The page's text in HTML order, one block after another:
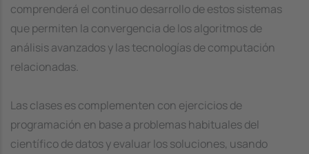
comprenderá el continuo desarrollo de estos sistemas
que permiten la convergencia de los algoritmos de
análisis avanzados y las tecnologías de computación
relacionadas.
Las clases es complementen con ejercicios de
programación en base a problemas habituales del
científico de datos y evaluar los soluciones, usando